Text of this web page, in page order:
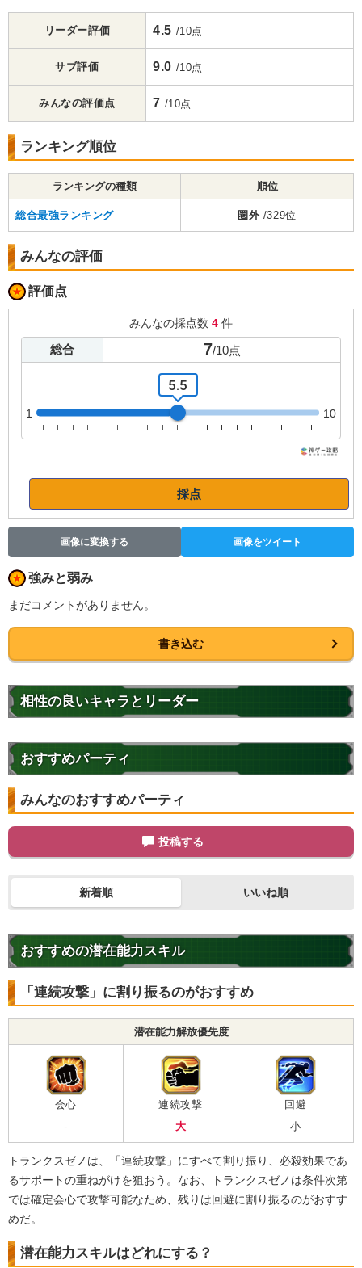
リーダー評価 4.5 /10点
サブ評価 9.0 /10点
みんなの評価点 7 /10点
ランキング順位
ランキングの種類 順位
総合最強ランキング 圏外 /329位
みんなの評価
評価点
みんなの採点数 4 件
総合 7/10点
1
5.5
10
採点
画像に変換する 画像をツイート
強みと弱み
まだコメントがありません。
書き込む
相性の良いキャラとリーダー
おすすめパーティ
みんなのおすすめパーティ
投稿する
新着順 いいね順
おすすめの潜在能力スキル
「連続攻撃」に割り振るのがおすすめ
潜在能力解放優先度
会心
-
連続攻撃
大
回避
小
トランクスゼノは、「連続攻撃」にすべて割り振り、必殺効果であ
るサポートの重ねがけを狙おう。なお、トランクスゼノは条件次第
では確定会心で攻撃可能なため、残りは回避に割り振るのがおすす
めだ。
潜在能力スキルはどれにする？